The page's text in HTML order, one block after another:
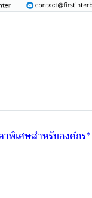
าพิเศษสำหรับองค์กร*